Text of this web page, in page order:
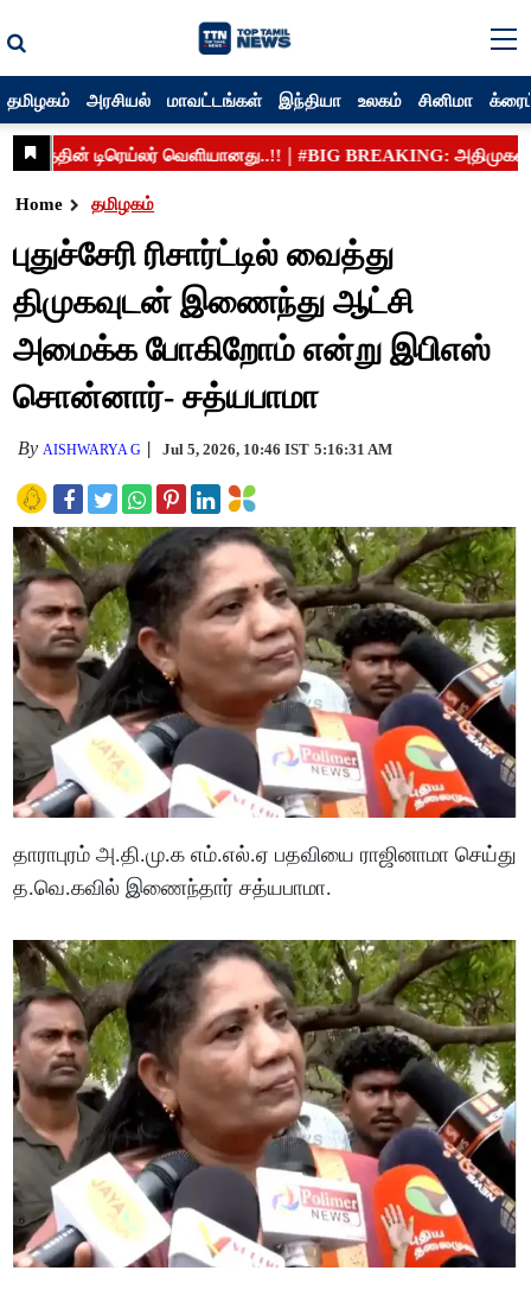
தமிழகம் அரசியல் மாவட்டங்கள் இந்தியா உலகம் சினிமா
Home தமிழகம்
புதுச்சேரி ரிசார்ட்டில் வைத்து
திமுகவுடன் இணைந்து ஆட்சி
அமைக்க போகிறோம் என்று இபிஎஸ்
சொன்னார்- சத்யபாமா
By AISHWARYA G Jul 5, 2026, 10:46 IST 5:16:31 AM
தாராபுரம் அ.தி.மு.க எம்.எல்.ஏ பதவியை ராஜினாமா செய்து
த.வெ.கவில் இணைந்தார் சத்யபாமா.